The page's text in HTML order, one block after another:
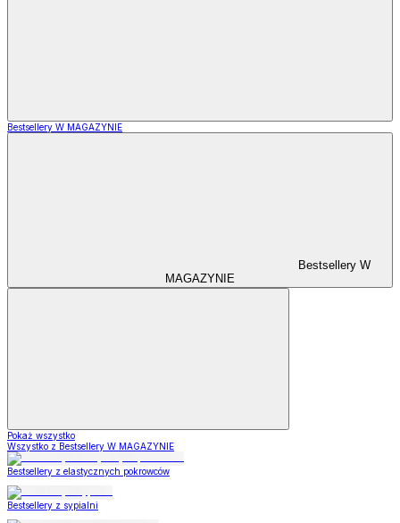
Bestsellery W MAGAZYNIE
Bestsellery W
MAGAZYNIE
Pokaż wszystko
Wszystko z Bestsellery W MAGAZYNIE
Bestsellery z elastycznych pokrowców
Bestsellery z sypialni